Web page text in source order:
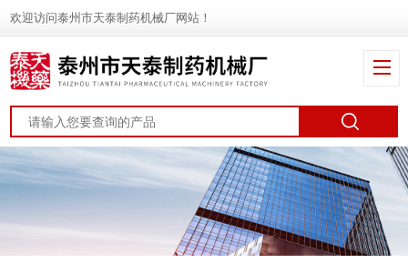
欢迎访问泰州市天泰制药机械厂网站！